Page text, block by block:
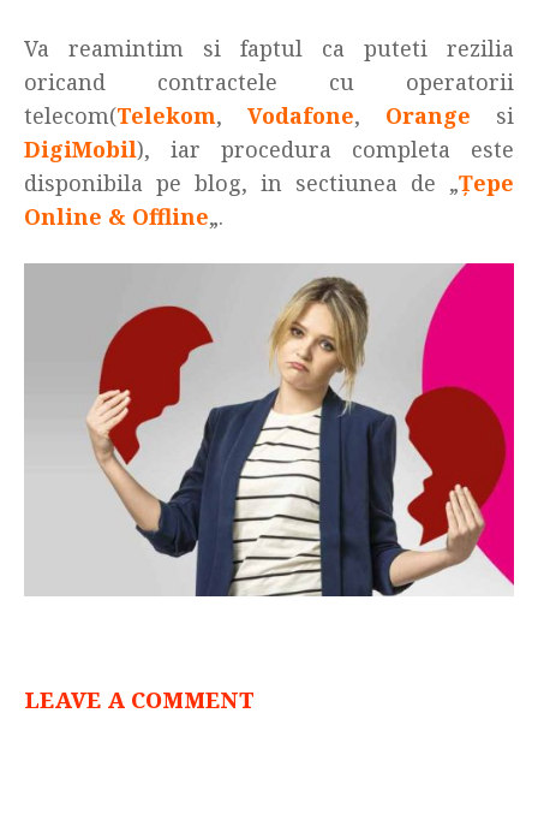
Va reamintim si faptul ca puteti rezilia
oricand contractele cu operatorii
telecom(Telekom, Vodafone, Orange si
DigiMobil), iar procedura completa este
disponibila pe blog, in sectiunea de „Țepe
Online & Offline„.
LEAVE A COMMENT